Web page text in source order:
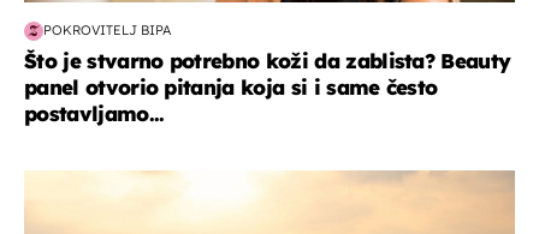
POKROVITELJ BIPA
Što je stvarno potrebno koži da zablista? Beauty
panel otvorio pitanja koja si i same često
postavljamo...